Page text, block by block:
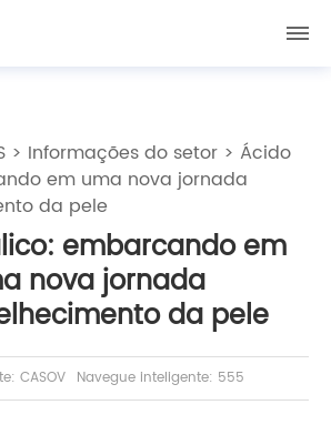
> Informações do setor > Ácido
em uma nova jornada
da pele
embarcando em
nova jornada
da pele
CASOV Navegue inteligente: 555